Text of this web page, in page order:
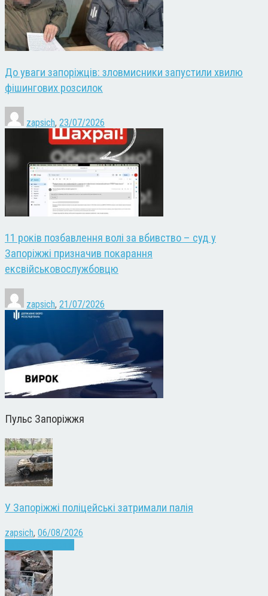
До уваги запоріжців: зловмисники запустили хвилю
фішингових розсилок
zapsich, 23/07/2026
11 років позбавлення волі за вбивство – суд у
Запоріжжі призначив покарання
ексвійськовослужбовцю
zapsich, 21/07/2026
Пульс Запоріжжя
У Запоріжжі поліцейські затримали палія
zapsich, 06/08/2026